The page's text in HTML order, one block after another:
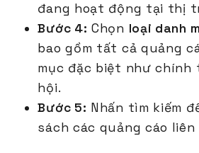
đang hoạt động tại thị
Bước 4: Chọn loại danh
bao gồm tất cả quảng
mục đặc biệt như chính
hội.
Bước 5: Nhấn tìm kiếm
sách các quảng cáo liên